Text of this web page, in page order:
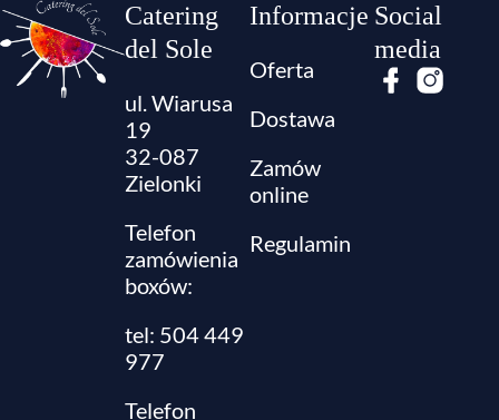
Catering
del Sole
ul. Wiarusa
19
32-087
Zielonki
Telefon
zamówienia
boxów:
tel: 504 449
977
Telefon
Informacje
Oferta
Dostawa
Zamów
online
Regulamin
Social
media